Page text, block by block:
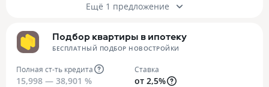
Ещё 1 предложение
Подбор квартиры в ипотеку
БЕСПЛАТНЫЙ ПОДБОР НОВОСТРОЙКИ
Полная ст-ть кредита
15,998 — 38,901 %
Ставка
от 2,5%